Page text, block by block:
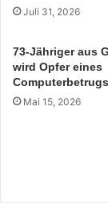
Juli 31, 2026
73-Jähriger aus
wird Opfer eines
Computerbetrugs
Mai 15, 2026